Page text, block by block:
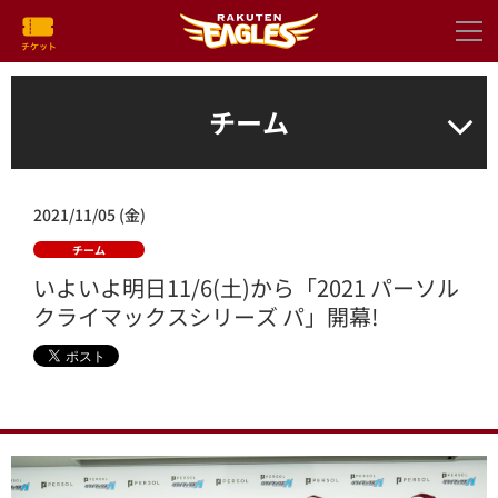
チーム
2021/11/05 (金)
チーム
いよいよ明日11/6(土)から「2021 パーソル
クライマックスシリーズ パ」開幕!